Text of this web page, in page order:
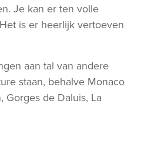
Je kan er ten volle
is er heerlijk vertoeven
aan tal van andere
staan, behalve Monaco
Gorges de Daluis, La